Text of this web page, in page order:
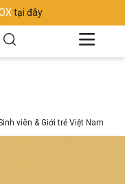
tại đây
viên & Giới trẻ Việt Nam